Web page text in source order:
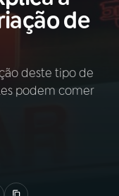
de
deste tipo de
podem comer